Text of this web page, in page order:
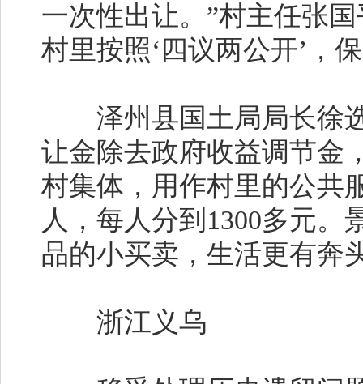
一次性出让。”村主任张
村里按照‘四议两公开’，
泽州县国土局局长徐选
让金除去政府收益调节金
村集体，用作村里的公共
人，每人分到1300多元
品的小买卖，生活更有奔
浙江义乌